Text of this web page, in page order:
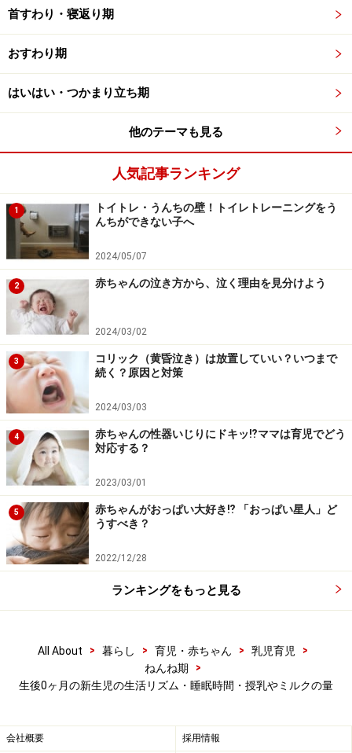
い」ということもよくあります。新生児のうちは、おっ
ぱいは欲しがるときに欲しがるだけ与えましょう。
母乳は、栄養のバランスもよく、母体からの免疫物質も
ときに待たせないですぐにあげることができますし、出
産後の母体の回復にも効果的です。母乳が足りていない
のではとミルクを足す場合にも、まず母乳を吸わせてか
らにしましょう。赤ちゃんに吸わせることで母乳の出が
よくなることもあります。ママの授乳の抱っこも、赤ち
ゃんの飲み方も少しずつ上手になってきます。ゆったり
した気持ちで、授乳しましょう。だんだんと赤ちゃんが
欲しがる授乳タイムも、間隔があくようになってきま
す。
▷ 免疫・栄養たっぷりの初乳とは？分泌促進のコツは？
生後0か月頃のおしっこ＆うんちの回数は少
しずつ何度も
おしっこやうんちが出たら、そのたびにおむつを替えて、お
おしっこやうんちの回数・量は、少量ずつ頻繁にしま
ようにゆるゆるで、授乳のたびにする子もいれば、1日
に2～3回の子もいます。
おしっこやうんちが出たら、そのたびにおむつを替え
て、おしりを清潔にしてあげましょう。最近の紙おむつ
首すわり・寝返り期
おすわり期
はいはい・つかまり立ち期
他のテーマも見る
人気記事ランキング
1
トイトレ・うんちの壁！トイレトレーニングをう
んちができない子へ
2024/05/07
2 赤ちゃんの泣き方から、泣く理由を見分けよう
2024/03/02
3
コリック（黄昏泣き）は放置していい？いつまで
続く？原因と対策
2024/03/03
4
赤ちゃんの性器いじりにドキッ⁉︎ママは育児でどう
対応する？
2023/03/01
5
赤ちゃんがおっぱい大好き⁉︎ 「おっぱい星人」ど
うすべき？
2022/12/28
ランキングをもっと見る
All About > 暮らし > 育児・赤ちゃん > 乳児育児
>
ねんね期
>
生後0ヶ月の新生児の生活リズム・睡眠時間・授乳やミルクの量
会社概要 採用情報